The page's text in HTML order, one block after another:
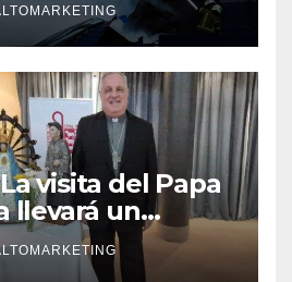
visita del Papa
llevará un
paz y dignidad